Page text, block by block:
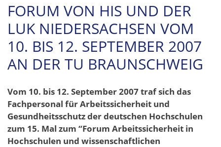
FORUM VON HIS UND DER
LUK NIEDERSACHSEN VOM
10. BIS 12. SEPTEMBER 2007
AN DER TU BRAUNSCHWEIG
Vom 10. bis 12. September 2007 traf sich das
Fachpersonal für Arbeitssicherheit und
Gesundheitsschutz der deutschen Hochschulen
zum 15. Mal zum “Forum Arbeitssicherheit in
Hochschulen und wissenschaftlichen